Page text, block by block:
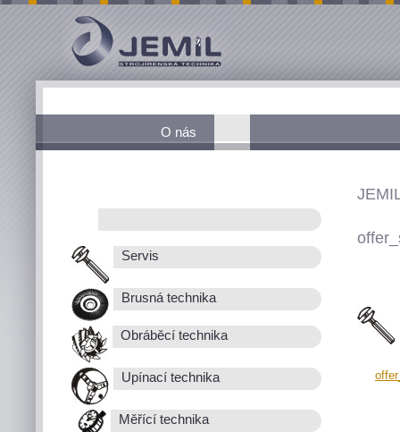
O nás
Servis
Brusná technika
Obráběcí technika
Upínací technika
Měřící technika